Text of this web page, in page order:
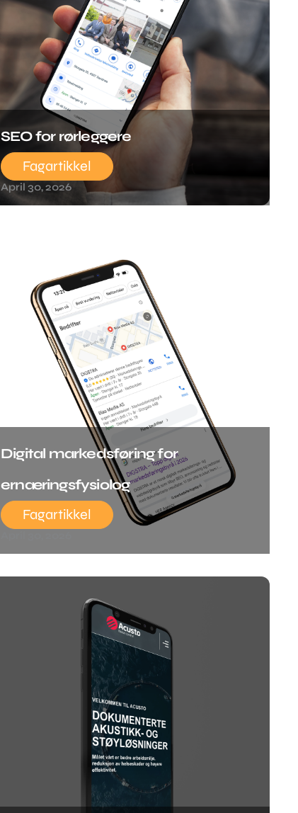
SEO for rørleggere
Fagartikkel
April 30, 2026
Digital markedsføring for
ernæringsfysiolog
Fagartikkel